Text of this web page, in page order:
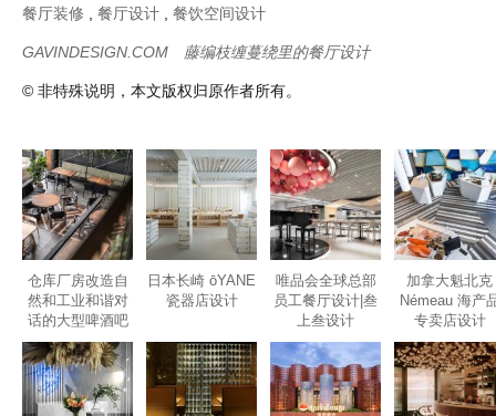
餐厅装修
餐厅设计 餐饮空间设计
GAVINDESIGN.COM 藤编枝缠蔓绕里的餐厅设计
© 非特殊说明，本文版权归原作者所有。
仓库厂房改造自
然和工业和谐对
话的大型啤酒吧
设计
日本长崎 ōYANE
瓷器店设计
唯品会全球总部
员工餐厅设计|叁
上叁设计
加拿大魁北克
Némeau 海产
专卖店设计